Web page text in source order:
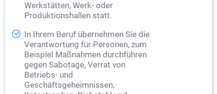
Werkstätten, Werk- oder
Produktionshallen statt.
In Ihrem Beruf übernehmen Sie die
Verantwortung für Personen, zum
Beispiel Maßnahmen durchführen
gegen Sabotage, Verrat von
Betriebs- und
Geschäftsgeheimnissen,